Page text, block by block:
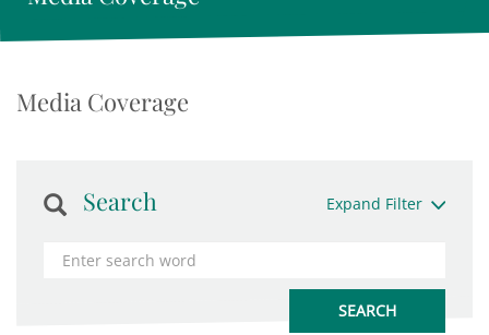
Media Coverage
Search Expand Filter